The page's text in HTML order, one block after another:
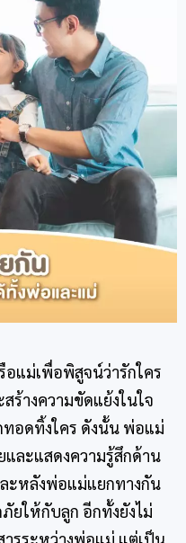
อแม่เพื่อพิสูจน์ว่ารักใคร
ร้างความขัดแย้งในใจ
ทอดทิ้งใคร ดังนั้น พ่อแม่
และแสดงความรู้สึกด้าน
ะหลังพ่อแม่แยกทางกัน
ยให้กับลูก อีกทั้งยังไม่